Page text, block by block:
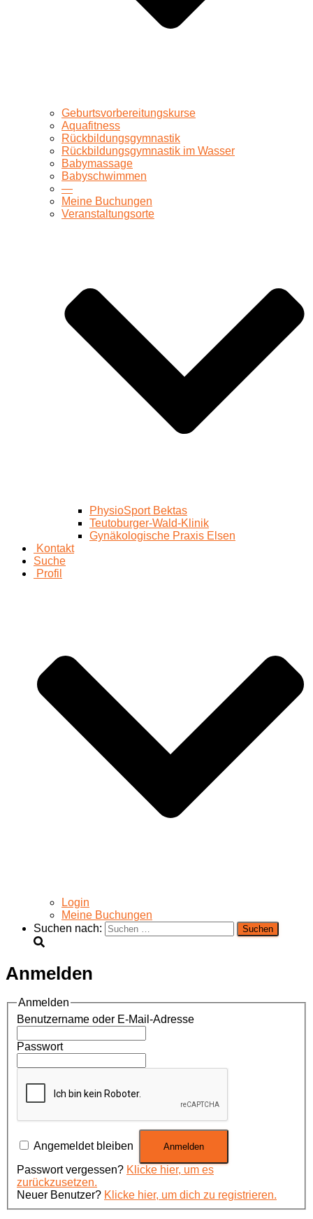
Geburtsvorbereitungskurse
Aquafitness
Rückbildungsgymnastik
Rückbildungsgymnastik im Wasser
Babymassage
Babyschwimmen
—
Meine Buchungen
Veranstaltungsorte
PhysioSport Bektas
Teutoburger-Wald-Klinik
Gynäkologische Praxis Elsen
Kontakt
Suche
Profil
Login
Meine Buchungen
Suchen nach:
Anmelden
Anmelden
Benutzername oder E-Mail-Adresse
Passwort
Angemeldet bleiben
Passwort vergessen? Klicke hier, um es
zurückzusetzen.
Neuer Benutzer? Klicke hier, um dich zu registrieren.